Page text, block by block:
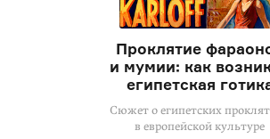
Проклятие
и мумии: как
египетская
Сюжет о египетских
в европейской культуре